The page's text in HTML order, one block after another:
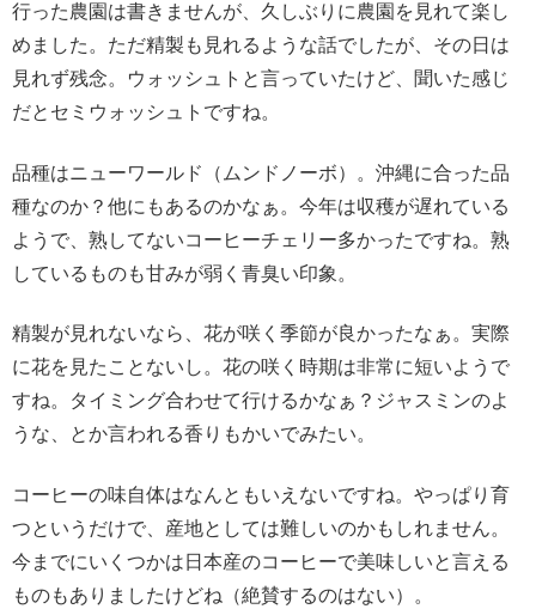
行った農園は書きませんが、久しぶりに農園を見れて楽し
めました。ただ精製も見れるような話でしたが、その日は
見れず残念。ウォッシュトと言っていたけど、聞いた感じ
だとセミウォッシュトですね。
品種はニューワールド（ムンドノーボ）。沖縄に合った品
種なのか？他にもあるのかなぁ。今年は収穫が遅れている
ようで、熟してないコーヒーチェリー多かったですね。熟
しているものも甘みが弱く青臭い印象。
精製が見れないなら、花が咲く季節が良かったなぁ。実際
に花を見たことないし。花の咲く時期は非常に短いようで
すね。タイミング合わせて行けるかなぁ？ジャスミンのよ
うな、とか言われる香りもかいでみたい。
コーヒーの味自体はなんともいえないですね。やっぱり育
つというだけで、産地としては難しいのかもしれません。
今までにいくつかは日本産のコーヒーで美味しいと言える
ものもありましたけどね（絶賛するのはない）。